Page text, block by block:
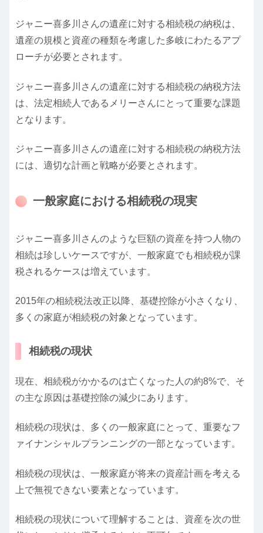
ジャニー喜多川さんの遺産に対する相続税の納税は、
遺産の規模と資産の種類を考慮した多岐にわたるアプ
ローチが必要とされます。
ジャニー喜多川さんの遺産に対する相続税の納税方法
は、法定相続人であるメリーさんにとって重要な課題
となります。
ジャニー喜多川さんの遺産に対する相続税の納税方法
には、適切な計画と戦略が必要とされます。
一般家庭における相続税の現実
ジャニー喜多川さんのような巨額の資産を持つ人物の
相続は珍しいケースですが、一般家庭でも相続税が課
税されるケースは増えています。
2015年の相続税法改正以降、基礎控除が小さくなり、
多くの家庭が相続税の対象となっています。
相続税の現状
現在、相続税がかかるのは亡くなった人の約8%で、そ
の主な原因は基礎控除の減少にあります。
相続税の現状は、多くの一般家庭にとって、重要なフ
ァイナンシャルプランニングの一部となっています。
相続税の現状は、一般家庭が将来の資産計画を考える
上で無視できない要素となっています。
相続税の現状について理解することは、資産を次の世